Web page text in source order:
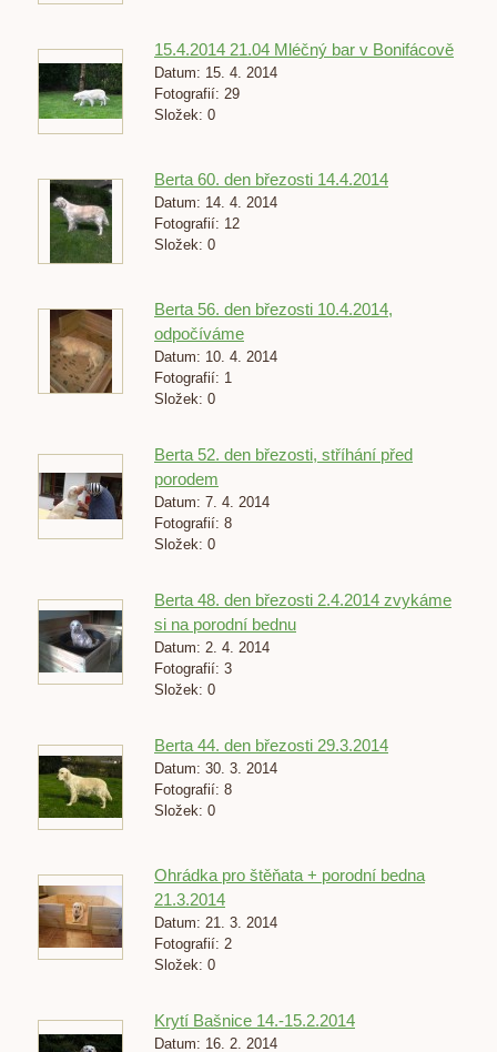
15.4.2014 21.04 Mléčný bar v Bonifácově
Datum: 15. 4. 2014
Fotografií: 29
Složek: 0
Berta 60. den březosti 14.4.2014
Datum: 14. 4. 2014
Fotografií: 12
Složek: 0
Berta 56. den březosti 10.4.2014,
odpočíváme
Datum: 10. 4. 2014
Fotografií: 1
Složek: 0
Berta 52. den březosti, stříhání před
porodem
Datum: 7. 4. 2014
Fotografií: 8
Složek: 0
Berta 48. den březosti 2.4.2014 zvykáme
si na porodní bednu
Datum: 2. 4. 2014
Fotografií: 3
Složek: 0
Berta 44. den březosti 29.3.2014
Datum: 30. 3. 2014
Fotografií: 8
Složek: 0
Ohrádka pro štěňata + porodní bedna
21.3.2014
Datum: 21. 3. 2014
Fotografií: 2
Složek: 0
Krytí Bašnice 14.-15.2.2014
Datum: 16. 2. 2014